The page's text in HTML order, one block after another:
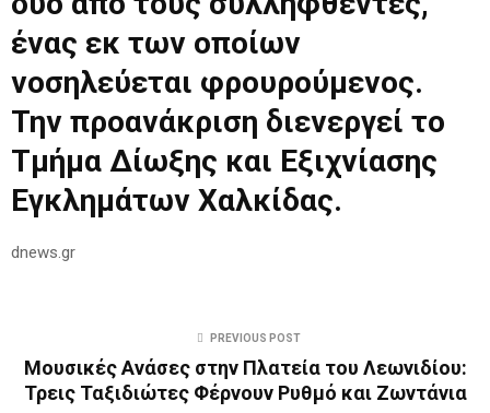
ένας εκ των οποίων
νοσηλεύεται φρουρούμενος.
Την προανάκριση διενεργεί το
Τμήμα Δίωξης και Εξιχνίασης
Εγκλημάτων Χαλκίδας.
dnews.gr
PREVIOUS POST
Μουσικές Ανάσες στην Πλατεία του Λεωνιδίου:
Τρεις Ταξιδιώτες Φέρνουν Ρυθμό και Ζωντάνια